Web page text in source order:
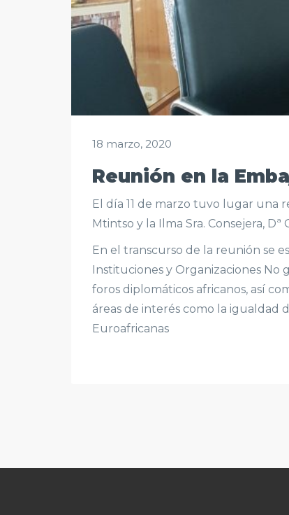
18 marzo, 2020
Reunión en la
El día 11 de marzo tuvo lugar una
Mtintso y la Ilma Sra. Consejera, Dª
En el transcurso de la reunión se
Instituciones y Organizaciones
foros diplomáticos africanos, así
áreas de interés como la igualdad
Euroafricanas